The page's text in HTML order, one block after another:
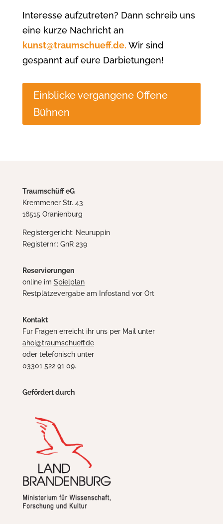
Interesse aufzutreten? Dann schreib uns
eine kurze Nachricht an
kunst@traumschueff.de. Wir sind
gespannt auf eure Darbietungen!
Einblicke vergangene Offene
Bühnen
Traumschüff eG
Kremmener Str. 43
16515 Oranienburg
Registergericht: Neuruppin
Registernr.: GnR 239
Reservierungen
online im Spielplan
Restplätzevergabe am Infostand vor Ort
Kontakt
Für Fragen erreicht ihr uns per Mail unter
ahoi@traumschueff.de
oder telefonisch unter
03301 522 91 09.
Gefördert durch